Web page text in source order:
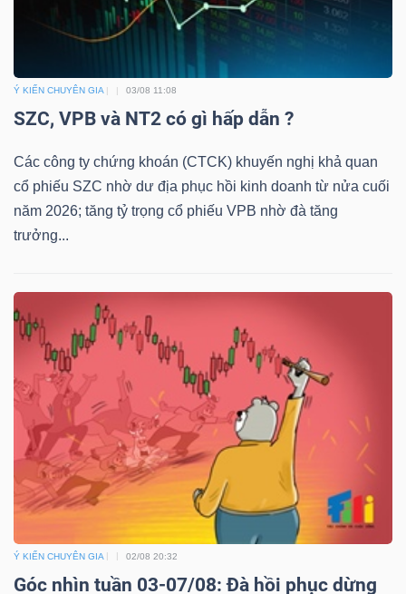
Ý KIẾN CHUYÊN GIA 03/08 11:08
SZC, VPB và NT2 có gì hấp dẫn ?
Các công ty chứng khoán (CTCK) khuyến nghị khả quan
cổ phiếu SZC nhờ dư địa phục hồi kinh doanh từ nửa cuối
năm 2026; tăng tỷ trọng cổ phiếu VPB nhờ đà tăng
trưởng...
Ý KIẾN CHUYÊN GIA 02/08 20:32
Góc nhìn tuần 03-07/08: Đà hồi phục dừng